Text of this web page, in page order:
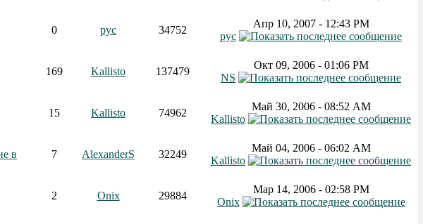
0 рус 34752
Апр 10, 2007 - 12:43 PM
рус
169 Kallisto 137479
Окт 09, 2006 - 01:06 PM
NS
15 Kallisto 74962
Май 30, 2006 - 08:52 AM
Kallisto
в 7 AlexanderS 32249
Май 04, 2006 - 06:02 AM
Kallisto
2 Onix 29884
Мар 14, 2006 - 02:58 PM
Onix